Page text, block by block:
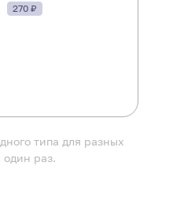
270 ₽
типа для разных
один раз.